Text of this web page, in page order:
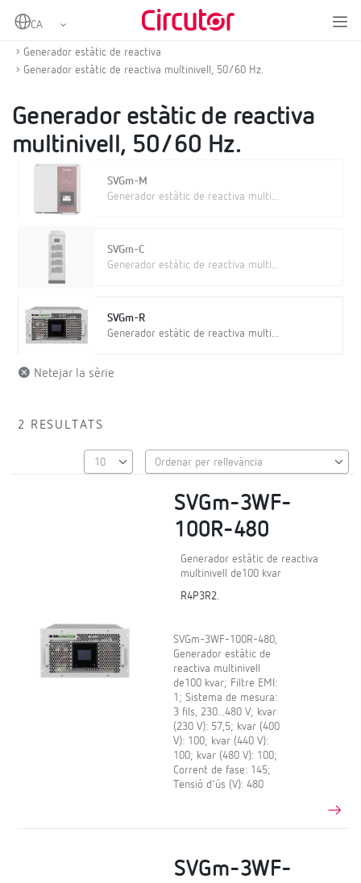
Home
Generador estàtic de reactiva
Generador estàtic de reactiva multinivell, 50/60 Hz.
Generador estàtic de reactiva
multinivell, 50/60 Hz.
SVGm-M
Generador estàtic de reactiva multi...
SVGm-C
Generador estàtic de reactiva multi...
SVGm-R
Generador estàtic de reactiva multi...
Netejar la sèrie
2 RESULTATS
SVGm-3WF-
100R-480
Generador estàtic de reactiva
multinivell de100 kvar
R4P3R2.
SVGm-3WF-100R-480,
Generador estàtic de
reactiva multinivell
de100 kvar; Filtre EMI:
1; Sistema de mesura:
3 fils, 230...480 V; kvar
(230 V): 57,5; kvar (400
V): 100; kvar (440 V):
100; kvar (480 V): 100;
Corrent de fase: 145;
Tensió d'ús (V): 480
SVGm-3WF-